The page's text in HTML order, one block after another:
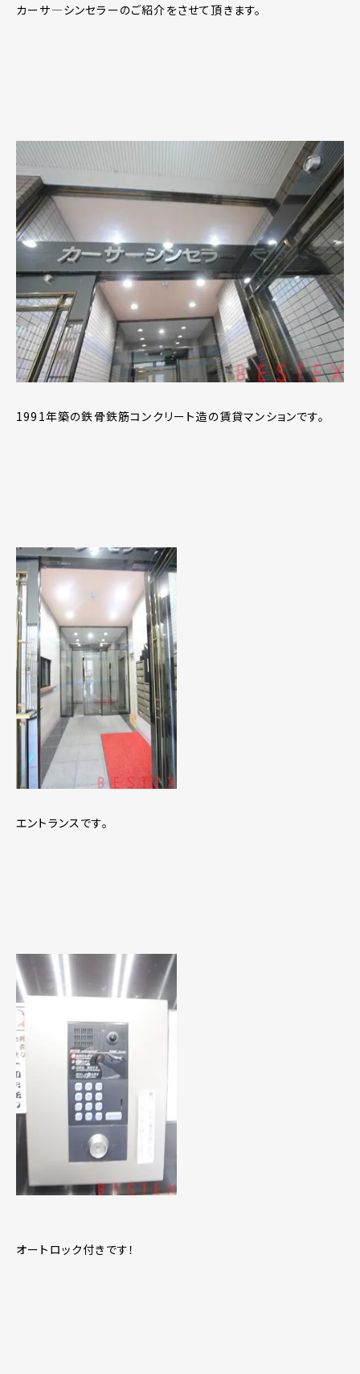
カーサ―シンセラーのご紹介をさせて頂きます。
1991年築の鉄骨鉄筋コンクリート造の賃貸マンションです。
エントランスです。
オートロック付きです！